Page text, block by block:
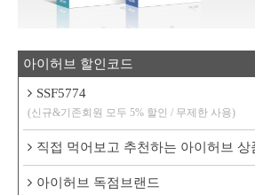
아이허브 할인코드
SSF5774
(신규&기존회원 모두 5% 할인 / 무제한 사용)
직접 먹어보고 추천하는 아이허브 상
아이허브 독점브랜드